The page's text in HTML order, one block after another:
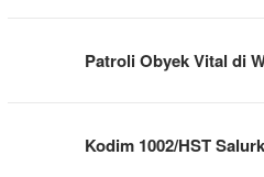
Patroli Obyek Vital di
Kodim 1002/HST